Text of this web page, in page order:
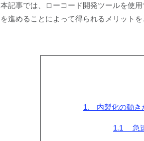
本記事では、ローコード開発ツールを使
を進めることによって得られるメリットを
1. 内製化の動き
1.1 急